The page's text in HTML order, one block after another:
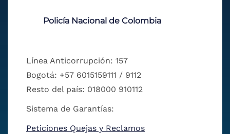
Policía Nacional de Colombia
Línea Anticorrupción: 157
Bogotá: +57 6015159111 / 9112
Resto del país: 018000 910112
Sistema de Garantías:
Peticiones Quejas y Reclamos